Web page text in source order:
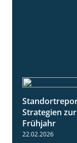
Strategien
Frühjahr
22.02.2026